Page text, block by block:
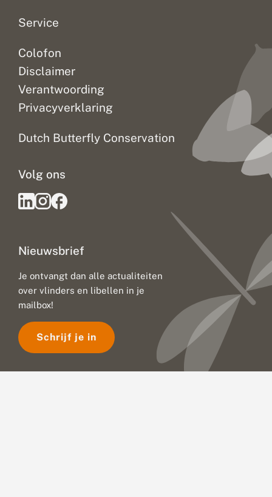
Service
Colofon
Disclaimer
Verantwoording
Privacyverklaring
Dutch Butterfly Conservation
Nieuwsbrief
Je ontvangt dan alle actualiteiten
over vlinders en libellen in je
mailbox!
Schrijf je in
Volg ons